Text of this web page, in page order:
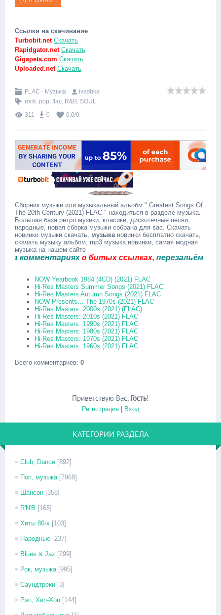
Ссылки на скачивание:
Turbobit.net Скачать
Rapidgator.net Скачать
Gigapeta.com Скачать
Uploaded.net Скачать
FLAC - Музыка
ivashka
rock, pop, flac, R&B, SOUL
311
0 0.0/0
Сборник музыки или музыкальный альобм " Greatest Songs Of
The 20th Century (2021) FLAC " находиться в разделе музыка.
Большая база ретро музики, класики, дискотечные песни,
народные, новая сборка музыки собрана для вас. Скачать
новинки музыки скачать, музыкановинки бесплатно скачать,
скачать музыку альбом, mp3 музыка новинки, самая модная
музыка на нашем сайте
комментарияхо битых ссылках,перезальём
NOW Yearbook 1984 (4CD) (2021) FLAC
Hi-Res Masters Summer Songs (2021) FLAC
Hi-Res Masters Autumn Songs (2021) FLAC
NOW Presents… The 1970s (2021) FLAC
Hi-Res Masters: 2000s (2021) (FLAC)
Hi-Res Masters: 2010s (2021) FLAC
Hi-Res Masters: 1990s (2021) FLAC
Hi-Res Masters: 1980s (2021) FLAC
Hi-Res Masters: 1970s (2021) FLAC
Hi-Res Masters: 1960s (2021) FLAC
Всего комментариев: 0
Приветствую Вас, Гость!
Регистрация| Вход
КАТЕГОРИИ РАЗДЕЛА
Club, Dance [892]
Поп, музыка [7968]
Шансон [358]
R'N'B [165]
Хиты 80-х [103]
Народные [237]
Blues & Jaz [299]
Рок, музыка [995]
Саундтреки [3]
Рэп, Хип-Хоп [144]